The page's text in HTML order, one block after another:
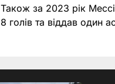
Також за 2023 рік
8 голів та віддав один